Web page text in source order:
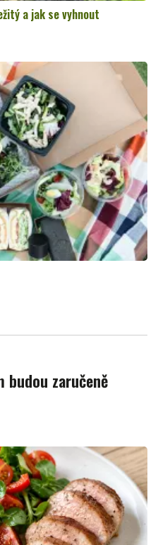
a jak se vyhnout
budou zaručeně